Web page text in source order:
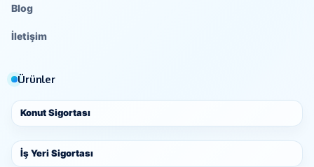
Blog
İletişim
Ürünler
Konut Sigortası
İş Yeri Sigortası